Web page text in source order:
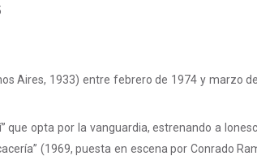
Aires, 1933) entre febrero de 1974 y marzo
que opta por la vanguardia, estrenando a
(1969, puesta en escena por Conrado